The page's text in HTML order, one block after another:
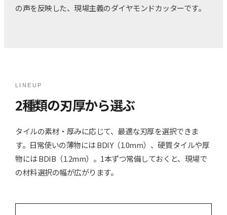
の声を反映した、現場主義のダイヤモンドカッターです。
LINEUP
2種類の刃厚から選ぶ
タイルの素材・厚みに応じて、最適な刃厚を選択できま
す。日常使いの薄物には BDIY（1.0mm）、硬質タイルや厚
物には BDIB（1.2mm）。1本ずつ常備しておくと、現場で
の材料選択の幅が広がります。